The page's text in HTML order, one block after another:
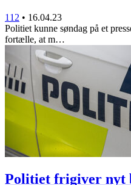
112 • 16.04.23
Politiet kunne søndag på et
fortælle, at m…
Politiet frigiver nyt